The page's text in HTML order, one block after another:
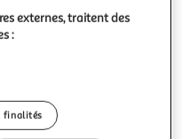
28,99€ 38,99€
externes, traitent des
:
finalités